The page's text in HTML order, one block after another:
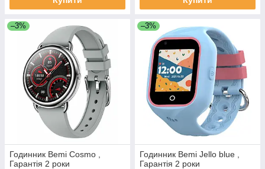
–3%
Годинник Bemi Cosmo ,
Гарантія 2 роки
–3%
Годинник Bemi Jello blue ,
Гарантія 2 роки